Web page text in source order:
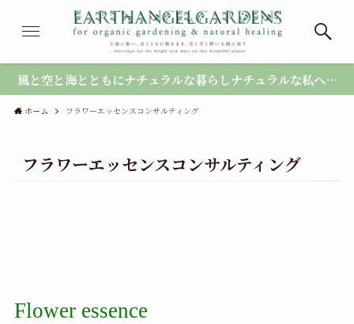
風と空と海とともにナチュラルな暮らしナチュラルな私へ…
ホーム フラワーエッセンスコンサルティング
フラワーエッセンスコンサルティング
Flower essence